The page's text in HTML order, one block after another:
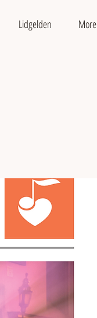
Lidgelden More